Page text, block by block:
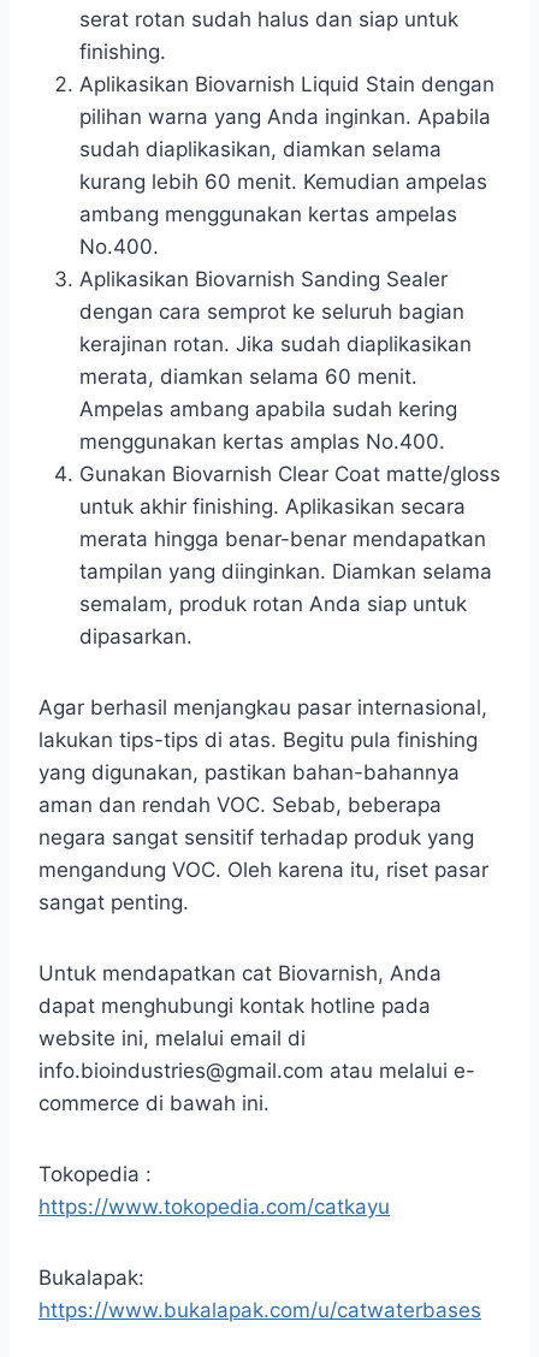
serat rotan sudah halus dan siap untuk
finishing.
Aplikasikan Biovarnish Liquid Stain dengan
pilihan warna yang Anda inginkan. Apabila
sudah diaplikasikan, diamkan selama
kurang lebih 60 menit. Kemudian ampelas
ambang menggunakan kertas ampelas
No.400.
Aplikasikan Biovarnish Sanding Sealer
dengan cara semprot ke seluruh bagian
kerajinan rotan. Jika sudah diaplikasikan
merata, diamkan selama 60 menit.
Ampelas ambang apabila sudah kering
menggunakan kertas amplas No.400.
Gunakan Biovarnish Clear Coat matte/gloss
untuk akhir finishing. Aplikasikan secara
merata hingga benar-benar mendapatkan
tampilan yang diinginkan. Diamkan selama
semalam, produk rotan Anda siap untuk
dipasarkan.
Agar berhasil menjangkau pasar internasional,
lakukan tips-tips di atas. Begitu pula finishing
yang digunakan, pastikan bahan-bahannya
aman dan rendah VOC. Sebab, beberapa
negara sangat sensitif terhadap produk yang
mengandung VOC. Oleh karena itu, riset pasar
sangat penting.
Untuk mendapatkan cat Biovarnish, Anda
dapat menghubungi kontak hotline pada
website ini, melalui email di
info.bioindustries@gmail.com atau melalui e-
commerce di bawah ini.
Tokopedia :
https://www.tokopedia.com/catkayu
Bukalapak:
https://www.bukalapak.com/u/catwaterbases